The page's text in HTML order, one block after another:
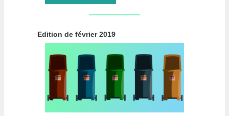
Edition de février 2019